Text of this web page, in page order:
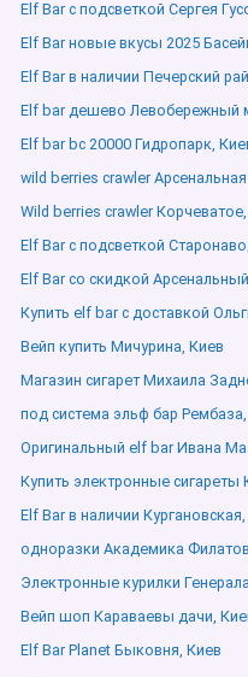
Elf Bar с подсветкой Сергея
Elf Bar новые вкусы 2025
Elf Bar в наличии Печерский
Elf bar дешево Левобережный
Elf bar bc 20000 Гидропарк,
wild berries crawler
Wild berries crawler
Elf Bar с подсветкой
Elf Bar со скидкой
Купить elf bar с доставкой
Вейп купить Мичурина, Киев
Магазин сигарет Михаила
под система эльф бар
Оригинальный elf bar Ивана
Купить электронные сигареты
Elf Bar в наличии
одноразки Академика
Электронные курилки
Вейп шоп Караваевы дачи,
Elf Bar Planet Быковня, Киев